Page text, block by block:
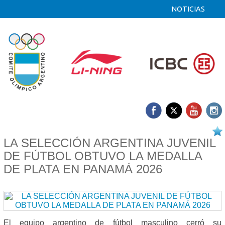
NOTICIAS
LA SELECCIÓN ARGENTINA JUVENIL
DE FÚTBOL OBTUVO LA MEDALLA
DE PLATA EN PANAMÁ 2026
El equipo argentino de fútbol masculino cerró su